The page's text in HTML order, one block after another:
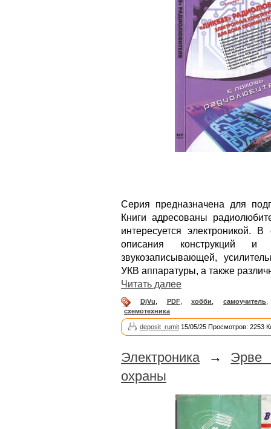
Серия предназначена для
Книги адресованы
интересуется электроникой.
описания конструкций и
звукозаписывающей,
УКВ аппаратуры, а также
Читать далее
DjVu PDF, хобби самоучитель
схемотехника
deposit_rumit 15/05/25 Просмотров: 2253
Электроника→ Эрве
охраны